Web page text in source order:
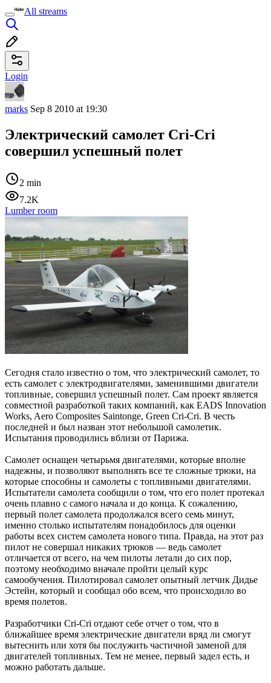
All streams
Login
marks Sep 8 2010 at 19:30
Электрический самолет Cri-Cri
совершил успешный полет
2 min
7.2K
Lumber room
Сегодня стало известно о том, что электрический самолет, то
есть самолет с электродвигателями, заменившими двигатели
топливные, совершил успешный полет. Сам проект является
совместной разработкой таких компаний, как EADS Innovation
Works, Aero Composites Saintonge, Green Cri-Cri. В честь
последней и был назван этот небольшой самолетик.
Испытания проводились вблизи от Парижа.
Самолет оснащен четырьмя двигателями, которые вполне
надежны, и позволяют выполнять все те сложные трюки, на
которые способны и самолеты с топливными двигателями.
Испытатели самолета сообщили о том, что его полет протекал
очень плавно с самого начала и до конца. К сожалению,
первый полет самолета продолжался всего семь минут,
именно столько испытателям понадобилось для оценки
работы всех систем самолета нового типа. Правда, на этот раз
пилот не совершал никаких трюков — ведь самолет
отличается от всего, на чем пилоты летали до сих пор,
поэтому необходимо вначале пройти целый курс
самообучения. Пилотировал самолет опытный летчик Дидье
Эстейн, который и сообщал обо всем, что происходило во
время полетов.
Разработчики Cri-Cri отдают себе отчет о том, что в
ближайшее время электрические двигатели вряд ли смогут
вытеснить или хотя бы послужить частичной заменой для
двигателей топливных. Тем не менее, первый задел есть, и
можно работать дальше.